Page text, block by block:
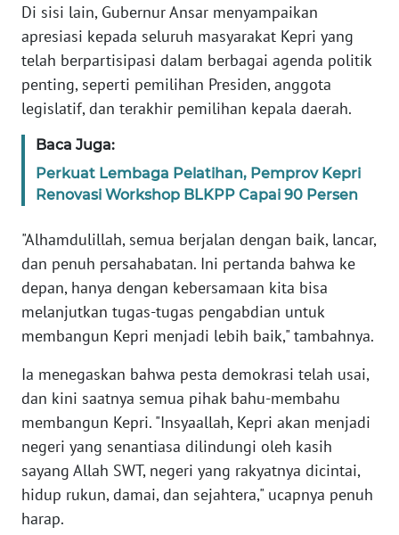
Di sisi lain, Gubernur Ansar menyampaikan
apresiasi kepada seluruh masyarakat Kepri yang
telah berpartisipasi dalam berbagai agenda politik
penting, seperti pemilihan Presiden, anggota
legislatif, dan terakhir pemilihan kepala daerah.
Baca Juga:
Perkuat Lembaga Pelatihan, Pemprov Kepri
Renovasi Workshop BLKPP Capai 90 Persen
"Alhamdulillah, semua berjalan dengan baik, lancar,
dan penuh persahabatan. Ini pertanda bahwa ke
depan, hanya dengan kebersamaan kita bisa
melanjutkan tugas-tugas pengabdian untuk
membangun Kepri menjadi lebih baik," tambahnya.
Ia menegaskan bahwa pesta demokrasi telah usai,
dan kini saatnya semua pihak bahu-membahu
membangun Kepri. "Insyaallah, Kepri akan menjadi
negeri yang senantiasa dilindungi oleh kasih
sayang Allah SWT, negeri yang rakyatnya dicintai,
hidup rukun, damai, dan sejahtera," ucapnya penuh
harap.
WN
SERAMBI
WN
WN
SULTRA
WN
NTB
WN
SULTENG
WN
SULBAR
WN
BABEL
WN
SUMBAR